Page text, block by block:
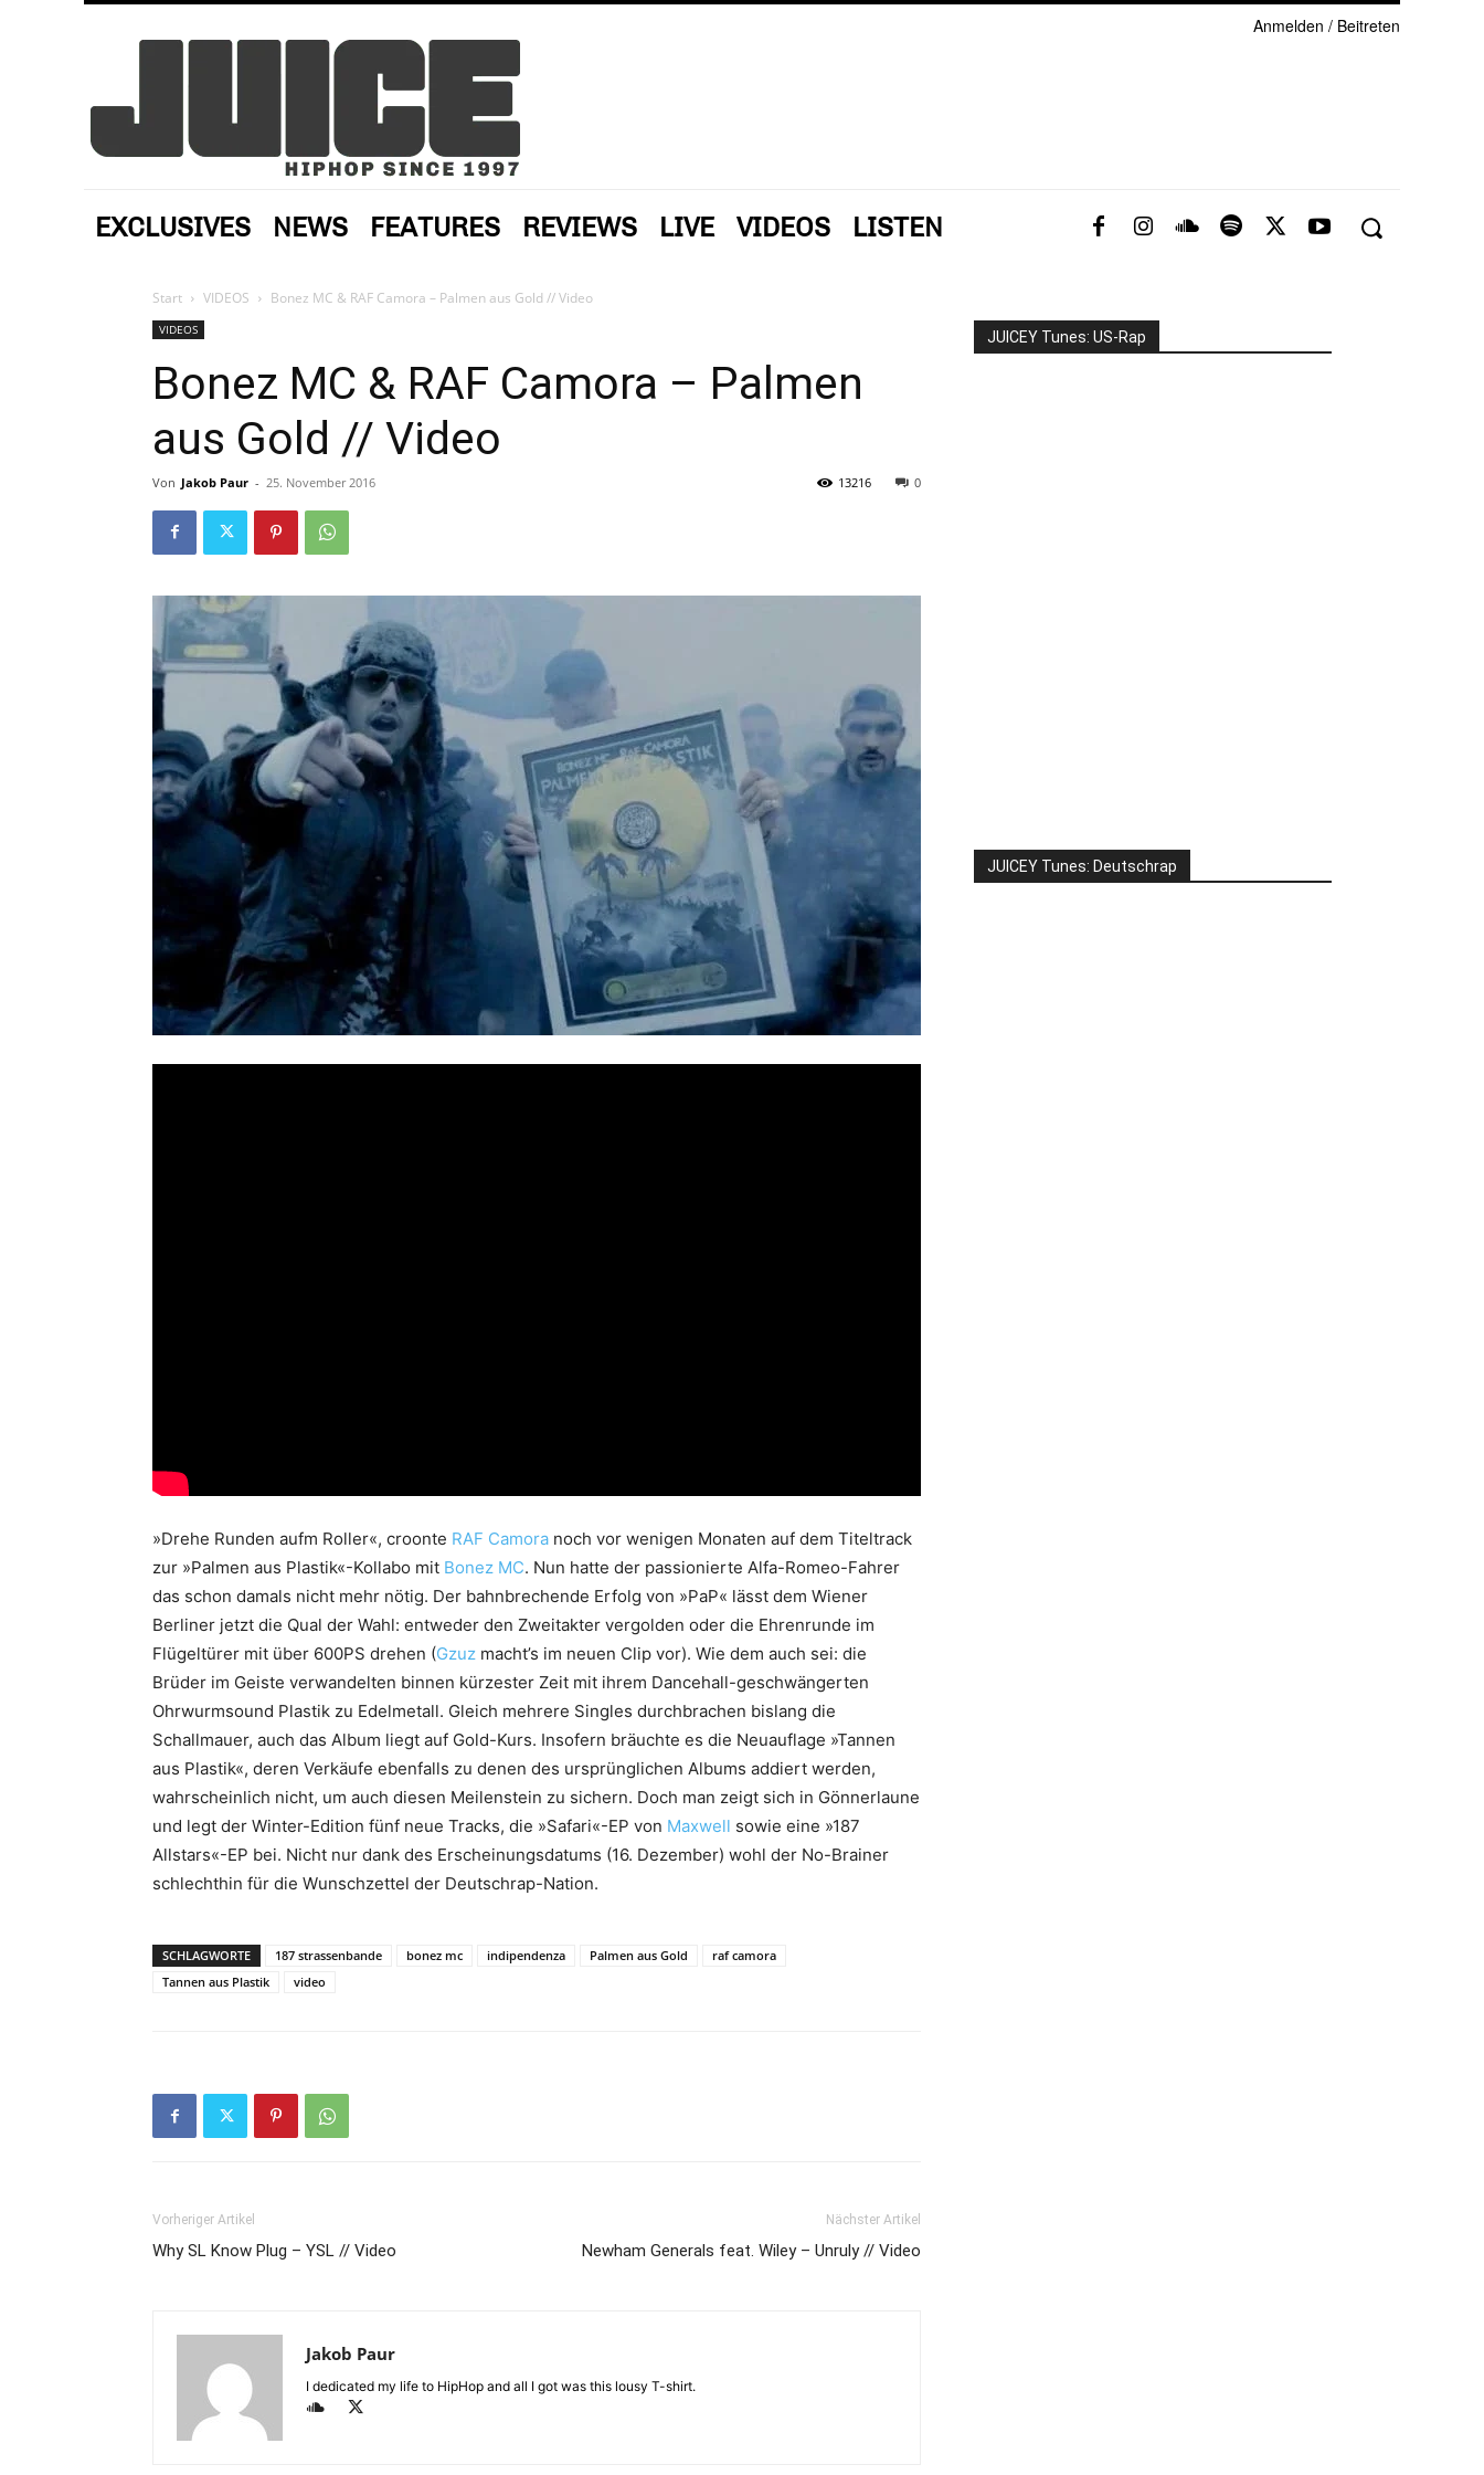
Anmelden / Beitreten
EXCLUSIVES NEWS FEATURES REVIEWS LIVE VIDEOS LISTEN
Start VIDEOS Bonez MC & RAF Camora – Palmen aus Gold // Video
VIDEOS
Bonez MC & RAF Camora – Palmen
aus Gold // Video
Von Jakob Paur - 25. November 2016 0
13216
»Drehe Runden aufm Roller«, croonte RAF Camora noch vor wenigen Monaten auf dem Titeltrack
zur »Palmen aus Plastik«-Kollabo mit Bonez MC. Nun hatte der passionierte Alfa-Romeo-Fahrer
das schon damals nicht mehr nötig. Der bahnbrechende Erfolg von »PaP« lässt dem Wiener
Berliner jetzt die Qual der Wahl: entweder den Zweitakter vergolden oder die Ehrenrunde im
Flügeltürer mit über 600PS drehen (Gzuz macht’s im neuen Clip vor). Wie dem auch sei: die
Brüder im Geiste verwandelten binnen kürzester Zeit mit ihrem Dancehall-geschwängerten
Ohrwurmsound Plastik zu Edelmetall. Gleich mehrere Singles durchbrachen bislang die
Schallmauer, auch das Album liegt auf Gold-Kurs. Insofern bräuchte es die Neuauflage »Tannen
aus Plastik«, deren Verkäufe ebenfalls zu denen des ursprünglichen Albums addiert werden,
wahrscheinlich nicht, um auch diesen Meilenstein zu sichern. Doch man zeigt sich in Gönnerlaune
und legt der Winter-Edition fünf neue Tracks, die »Safari«-EP von Maxwell sowie eine »187
Allstars«-EP bei. Nicht nur dank des Erscheinungsdatums (16. Dezember) wohl der No-Brainer
schlechthin für die Wunschzettel der Deutschrap-Nation.
SCHLAGWORTE 187 strassenbande bonez mc indipendenza Palmen aus Gold
raf camora
Tannen aus Plastik
video
Vorheriger Artikel
Why SL Know Plug – YSL // Video
Nächster Artikel
Newham Generals feat. Wiley – Unruly // Video
Jakob Paur
I dedicated my life to HipHop and all I got was this lousy T-shirt.
JUICEY Tunes: US-Rap
JUICEY Tunes: Deutschrap